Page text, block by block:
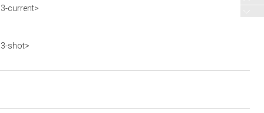
current>
shot>